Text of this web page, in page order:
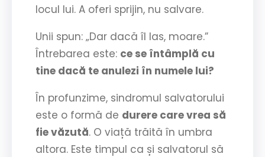
locul lui. A oferi sprijin, nu salvare.
Unii spun: „Dar dacă îl las, moare.”
Întrebarea este: ce se întâmplă cu
tine dacă te anulezi în numele lui?
În profunzime, sindromul salvatorului
este o formă de durere care vrea să
fie văzută. O viață trăită în umbra
altora. Este timpul ca și salvatorul să